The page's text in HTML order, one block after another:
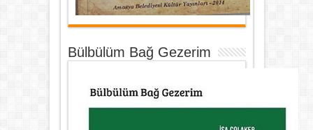
Bülbülüm Bağ Gezerim